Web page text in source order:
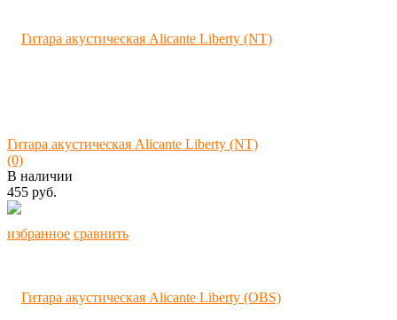
избранное сравнить
Гитара акустическая Alicante Liberty (NT)
(0)
В наличии
455 руб.